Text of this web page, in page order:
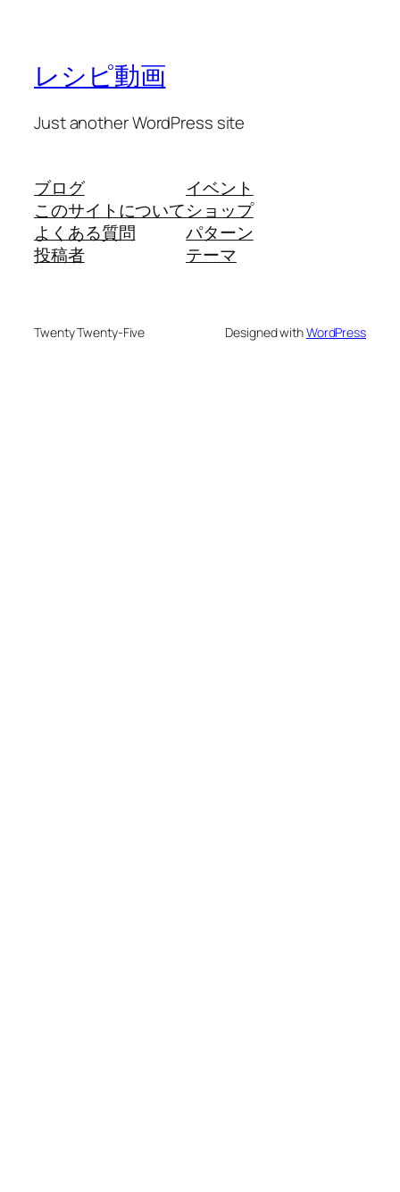
レシピ動画
Just another WordPress site
ブログ
このサイトについて
よくある質問
投稿者
イベント
ショップ
パターン
テーマ
Twenty Twenty-Five Designed withWordPress